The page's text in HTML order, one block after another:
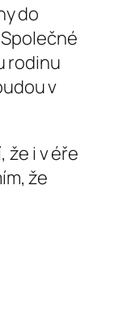
do
rodinu
v
že i v éře
že